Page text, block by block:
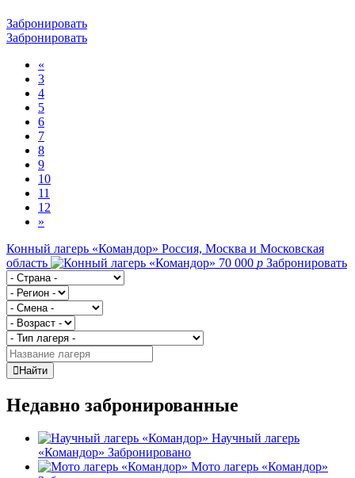
Забронировать
Забронировать
«
3
4
5
6
7
8
9
10
11
12
»
Конный лагерь «Командор» Россия, Москва и Московская
область
70 000 p Забронировать
Найти
Недавно забронированные
Научный лагерь
«Командор» Забронировано
Мото лагерь «Командор»